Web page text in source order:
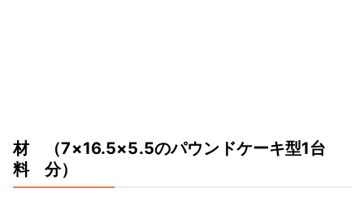
材
料
（7×16.5×5.5のパウンドケーキ型1台
分）